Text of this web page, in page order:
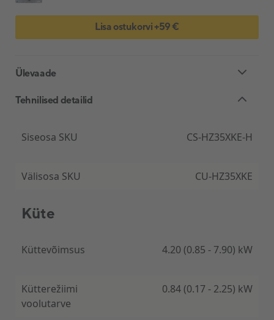
Lisa ostukorvi+59 €
Ülevaade
Parim isegi karmi ilmaga talvel
Tipptasemel energiaklassiga A+++ ja
Tehnilised detailid
Siseosa SKU CS-HZ35XKE-H
Välisosa SKU CU-HZ35XKE
Küte
Küttevõimsus 4.20 (0.85 - 7.90) kW
Kütterežiimi
voolutarve
0.84 (0.17 - 2.25) kW